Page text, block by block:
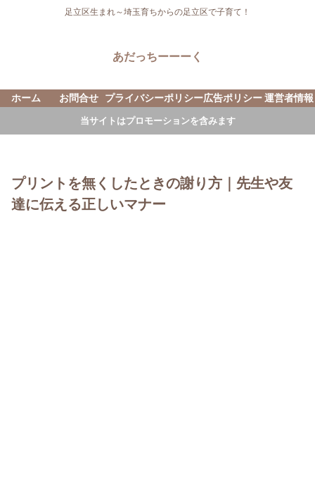
足立区生まれ～埼玉育ちからの足立区で子育て！
あだっちーーーく
ホーム お問合せ プライバシーポリシー広告ポリシー運営者情報
当サイトはプロモーションを含みます
プリントを無くしたときの謝り方｜先生や友
達に伝える正しいマナー